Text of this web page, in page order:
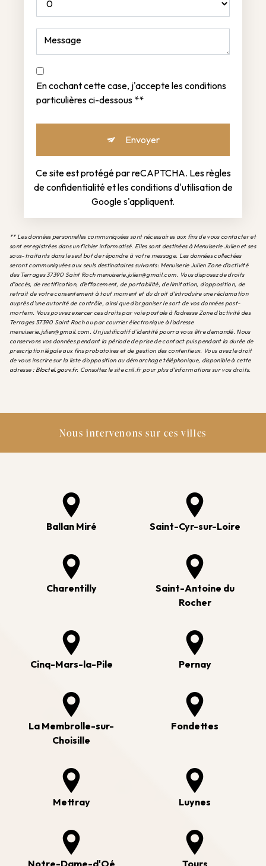
En cochant cette case, j'accepte les conditions
particulières ci-dessous **
Envoyer
Ce site est protégé par reCAPTCHA. Lesrègles
de confidentialitéet lesconditions d'utilisationde
Google s'appliquent.
** Les données personnelles communiquées sont nécessaires aux fins de vous contacter et
sont enregistrées dans un fichier informatisé. Elles sont destinées à Menuiserie Julien et ses
sous-traitants dans le seul but de répondre à votre message. Les données collectées
seront communiquées aux seuls destinataires suivants: Menuiserie Julien Zone d'activité
des Terrages 37390 Saint Roch menuiserie.julien@gmail.com. Vous disposez de droits
d’accès, de rectification, d’effacement, de portabilité, de limitation, d’opposition, de
retrait de votre consentement à tout moment et du droit d’introduire une réclamation
auprès d’une autorité de contrôle, ainsi que d’organiser le sort de vos données post-
mortem. Vous pouvez exercer ces droits par voie postale à l'adresse Zone d'activité des
Terrages 37390 Saint Roch ou par courrier électronique à l'adresse
menuiserie.julien@gmail.com. Un justificatif d'identité pourra vous être demandé. Nous
conservons vos données pendant la période de prise de contact puis pendant la durée de
prescription légale aux fins probatoires et de gestion des contentieux. Vous avez le droit
de vous inscrire sur la liste d'opposition au démarchage téléphonique, disponible à cette
adresse : Bloctel.gouv.fr. Consultez le site cnil.fr pour plus d’informations sur vos droits.
Nous intervenons sur ces villes
Ballan Miré Saint-Cyr-sur-Loire
Charentilly
Saint-Antoine du
Rocher
Cinq-Mars-la-Pile Pernay
La Membrolle-sur-
Choisille
Fondettes
Mettray Luynes
Notre-Dame-d'Oé Tours